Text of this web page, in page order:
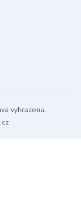
vyhrazena.